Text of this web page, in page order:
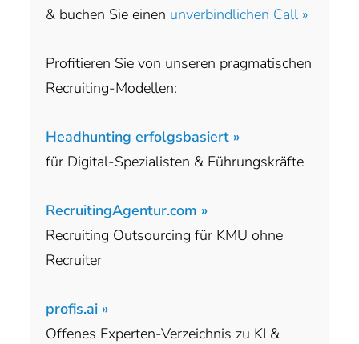
& buchen Sie einen unverbindlichen Call »
Profitieren Sie von unseren pragmatischen
Recruiting-Modellen:
Headhunting erfolgsbasiert »
für Digital-Spezialisten & Führungskräfte
RecruitingAgentur.com »
Recruiting Outsourcing für KMU ohne
Recruiter
profis.ai »
Offenes Experten-Verzeichnis zu KI &